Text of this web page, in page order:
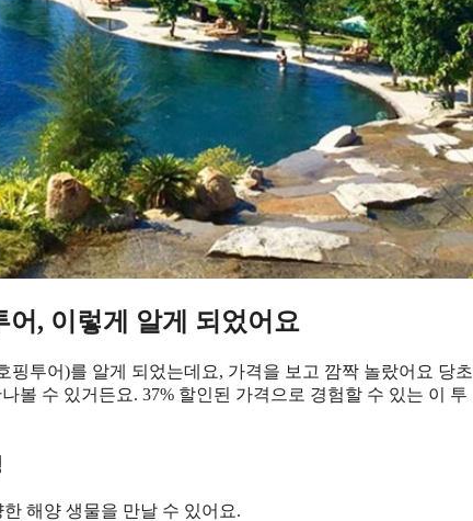
, 이렇게 알게 되었어요
투어)를 알게 되었는데요, 가격을 보고 깜짝 놀랐어요 당초
볼 수 있거든요. 37% 할인된 가격으로 경험할 수 있는 이 투
해양 생물을 만날 수 있어요.